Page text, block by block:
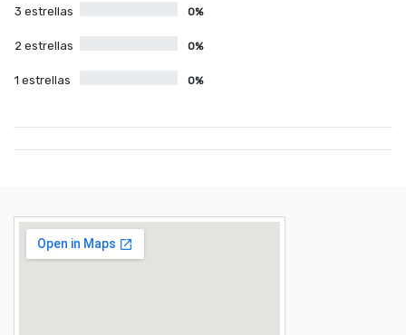
3 estrellas 0%
2 estrellas 0%
1 estrellas 0%